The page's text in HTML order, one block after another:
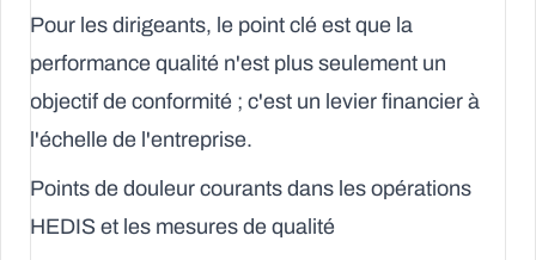
Pour les dirigeants, le point clé est que la
performance qualité n'est plus seulement un
objectif de conformité ; c'est un levier financier à
l'échelle de l'entreprise.
Points de douleur courants dans les opérations
HEDIS et les mesures de qualité